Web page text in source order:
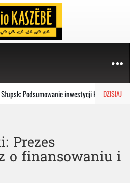
DZISIAJ
Słupsk: Podsumowanie inwestycji KPO w szpitalu
Prezes
o finansowaniu i